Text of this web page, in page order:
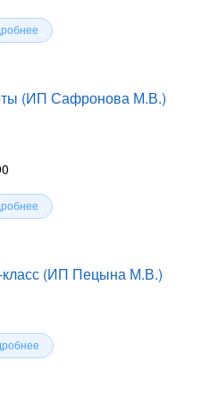
(ИП Сафронова М.В.)
класс (ИП Пецына М.В.)